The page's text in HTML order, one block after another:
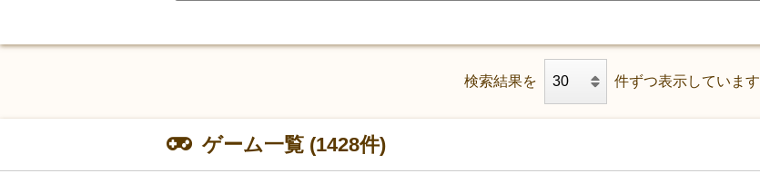
検索結果を 件ずつ表示しています
ゲーム一覧 (1428件)